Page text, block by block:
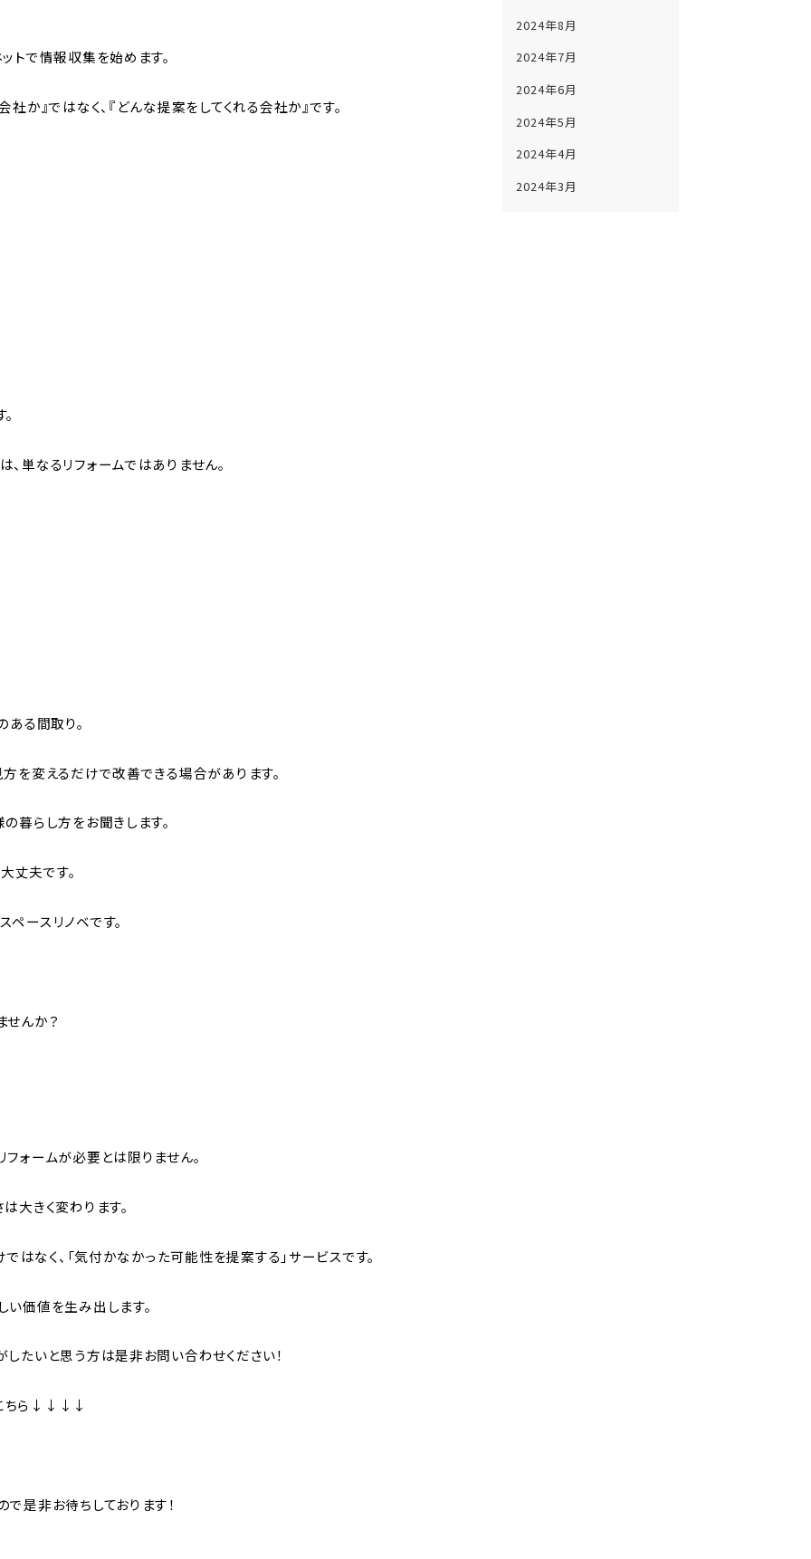
トで情報収集を始めます。
か』ではなく、『どんな提案をしてくれる会社か』です。
単なるリフォームではありません。
ある間取り。
を変えるだけで改善できる場合があります。
暮らし方をお聞きします。
丈夫です。
ースリノベです。
んか？
ォームが必要とは限りません。
大きく変わります。
ではなく、「気付かなかった可能性を提案する」サービスです。
価値を生み出します。
たいと思う方は是非お問い合わせください！
こちら↓↓↓↓
是非お待ちしております！
2024年8月
2024年7月
2024年6月
2024年5月
2024年4月
2024年3月